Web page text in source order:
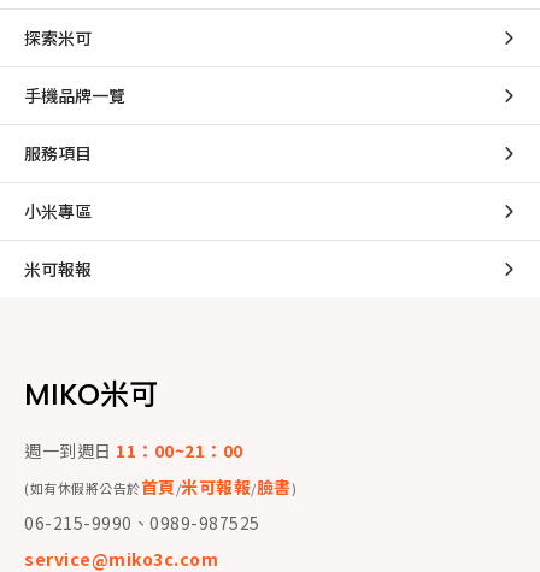
探索米可
手機品牌一覽
服務項目
小米專區
米可報報
MIKO米可
週一到週日 11：00~21：00
(如有休假將公告於首頁/米可報報/臉書)
06-215-9990、0989-987525
service@miko3c.com